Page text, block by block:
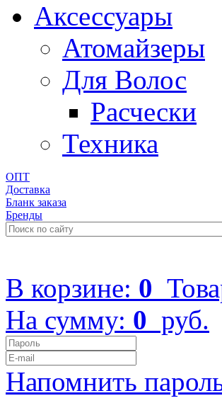
Aксессуары
Атомайзеры
Для Волос
Расчески
Техника
ОПТ
Доставка
Бланк заказа
Бренды
В корзине: 0
На сумму: 0 руб.
Напомнить